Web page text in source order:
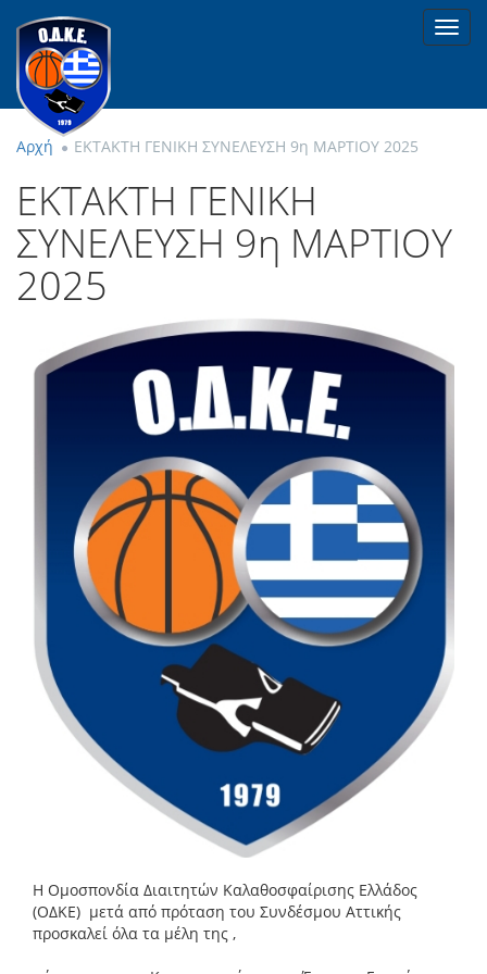
Αρχή ΕKTAKTH ΓΕΝΙΚΗ ΣΥΝΕΛΕΥΣΗ 9η ΜΑΡΤΙΟΥ 2025
ΕKTAKTH ΓΕΝΙΚΗ
ΣΥΝΕΛΕΥΣΗ 9η ΜΑΡΤΙΟΥ
2025
Η Ομοσπονδία Διαιτητών Καλαθοσφαίρισης Ελλάδος
(ΟΔΚΕ) μετά από πρόταση του Συνδέσμου Αττικής
προσκαλεί όλα τα μέλη της ,